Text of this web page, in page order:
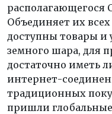
располагающегося
Объединяет их
доступны товары и
земного шара, для
достаточно иметь
интернет-
традиционных
пришли